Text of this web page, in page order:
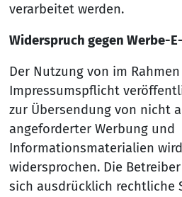
verarbeitet werden.
Widerspruch gegen Werbe-
Der Nutzung von im
Impressumspflicht
zur Übersendung von nicht
angeforderter Werbung und
Informationsmaterialien
widersprochen. Die
sich ausdrücklich rechtliche